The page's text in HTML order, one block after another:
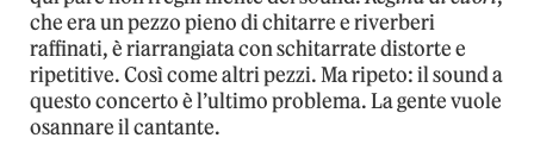
che era un pezzo pieno di chitarre e riverberi
raffinati, è riarrangiata con schitarrate distorte e
ripetitive. Così come altri pezzi. Ma ripeto: il sound a
questo concerto è l’ultimo problema. La gente vuole
osannare il cantante.